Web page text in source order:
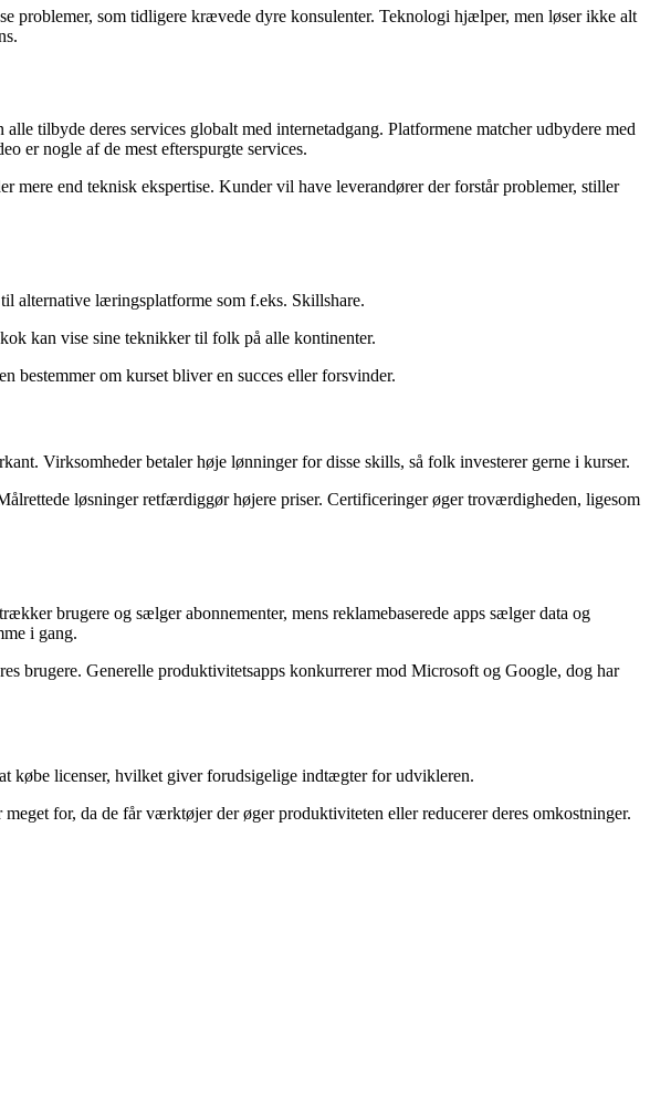
problemer, som tidligere krævede dyre konsulenter. Teknologi hjælper, men løser ikke alt
tilbyde deres services globalt med internetadgang. Platformene matcher udbydere med
er nogle af de mest efterspurgte services.
end teknisk ekspertise. Kunder vil have leverandører der forstår problemer, stiller
alternative læringsplatforme som f.eks. Skillshare.
kan vise sine teknikker til folk på alle kontinenter.
om kurset bliver en succes eller forsvinder.
Virksomheder betaler høje lønninger for disse skills, så folk investerer gerne i kurser.
løsninger retfærdiggør højere priser. Certificeringer øger troværdigheden, ligesom
brugere og sælger abonnementer, mens reklamebaserede apps sælger data og
i gang.
brugere. Generelle produktivitetsapps konkurrerer mod Microsoft og Google, dog har
købe licenser, hvilket giver forudsigelige indtægter for udvikleren.
for, da de får værktøjer der øger produktiviteten eller reducerer deres omkostninger.